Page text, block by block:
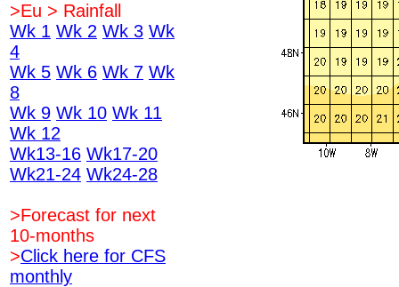
>Eu > Rainfall
Wk 1 Wk 2 Wk 3 Wk
4
Wk 5 Wk 6 Wk 7 Wk
8
Wk 9 Wk 10 Wk 11
Wk 12
Wk13-16 Wk17-20
Wk21-24 Wk24-28
>Forecast for next
10-months
>Click here for CFS
monthly